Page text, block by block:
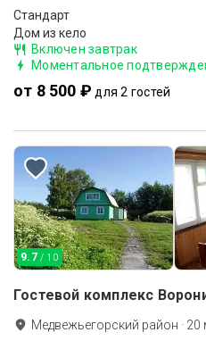
Стандарт
Дом из кело
Включен завтрак
Моментальное
от 8 500 ₽ для 2 гостей
9.7 / 10
Гостевой комплекс
Медвежьегорский район · 20